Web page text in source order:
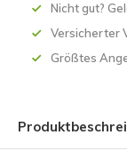
Nicht gut?
Versicherter
Größtes